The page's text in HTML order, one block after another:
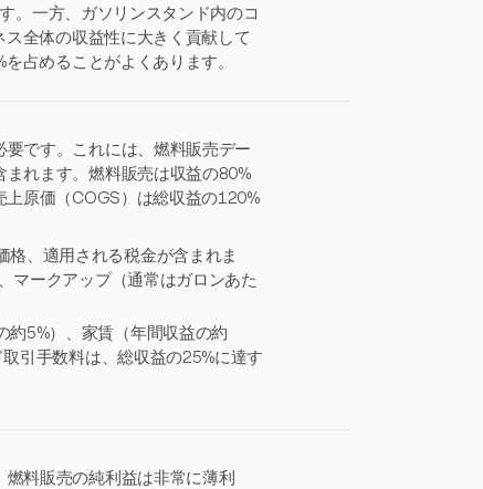
。一方、ガソリンスタンド内のコ
全体の収益性に大きく貢献して
占めることがよくあります。
です。これには、燃料販売デー
れます。燃料販売は収益の80%
原価（COGS）は総収益の120%
格、適用される税金が含まれま
マークアップ（通常はガロンあた
約5%）、家賃（年間収益の約
引手数料は、総収益の25%に達す
料販売の純利益は非常に薄利